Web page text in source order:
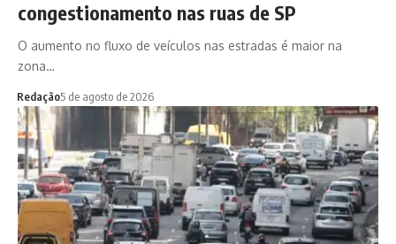
congestionamento nas ruas de SP
O aumento no fluxo de veículos nas estradas é maior na
zona…
Redação5 de agosto de 2026